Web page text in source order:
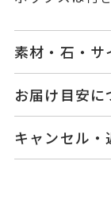
素材・石・サ
品番
素材
石
お届け目安に
せ。
ご注文および
キャンセル・